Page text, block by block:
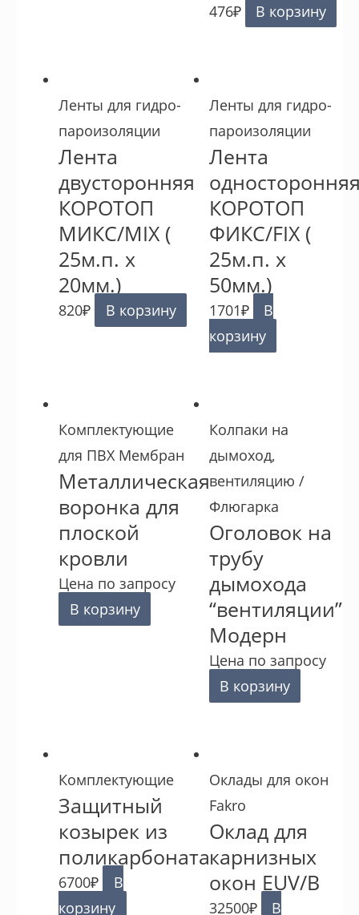
476₽ В корзину
Ленты для гидро-
пароизоляции
Лента
двусторонняя
КОРОТОП
МИКС/MIX (
25м.п. х
20мм.)
820₽ В корзину
Ленты для гидро-
пароизоляции
Лента
КОРОТОП
ФИКС/FIX (
25м.п. х
50мм.)
1701₽
В
корзину
Комплектующие
для ПВХ Мембран
Металлическая
воронка для
плоской
кровли
Цена по запросу
В корзину
Колпаки на
дымоход,
вентиляцию /
Флюгарка
Оголовок на
трубу
дымохода
“вентиляции”
Модерн
Цена по запросу
В корзину
Комплектующие
Защитный
козырек из
поликарбоната
6700₽
В
корзину
Оклады для окон
Fakro
Оклад для
карнизных
окон EUV/B
32500₽ В